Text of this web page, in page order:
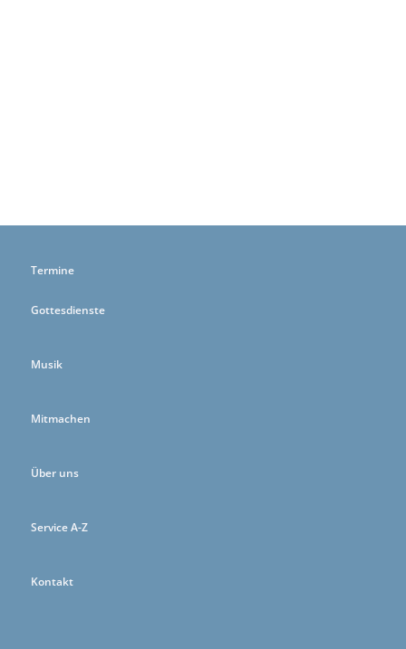
Termine
Gottesdienste
Musik
Mitmachen
Über uns
Service A-Z
Kontakt